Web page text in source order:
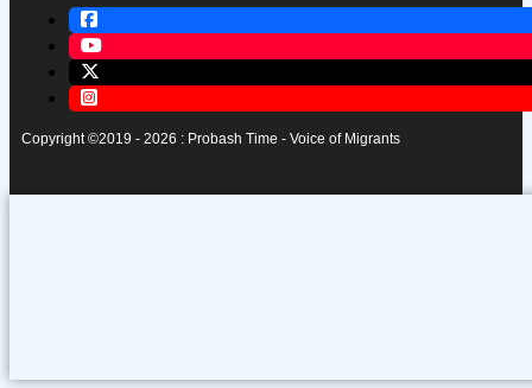
Copyright ©2019 - 2026 : Probash Time - Voice of Migrants